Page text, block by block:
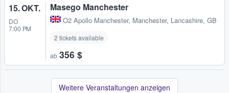
15. OKT.
DO
7:00 PM
Masego Manchester
O2 Apollo Manchester, Manchester, Lancashire, GB
2 tickets available
ab 356 $
Weitere Veranstaltungen anzeigen